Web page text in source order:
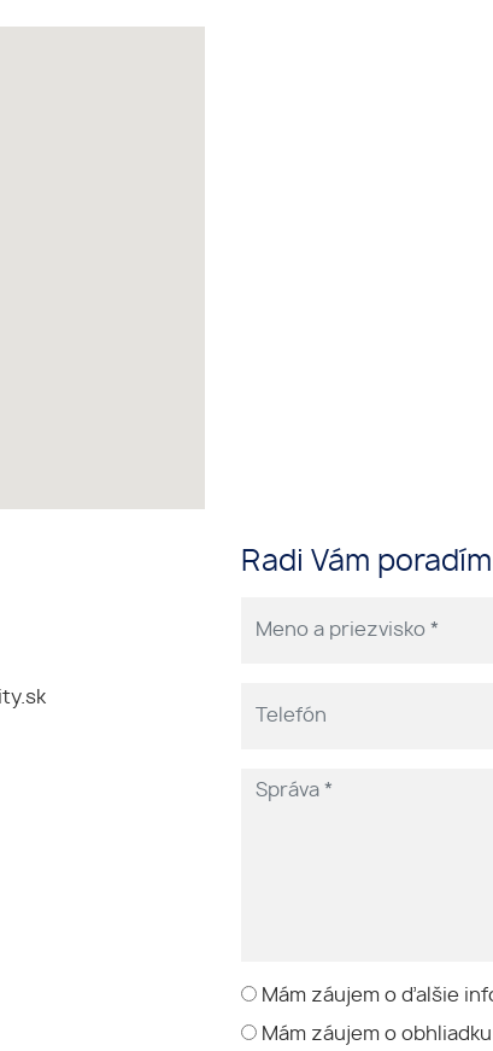
Radi Vám
Mám záujem o ďalšie
Mám záujem o